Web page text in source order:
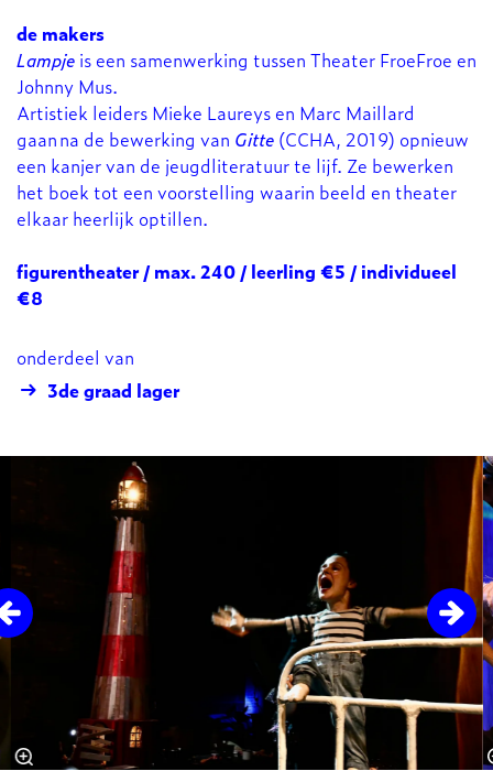
de makers
Lampje is een samenwerking tussen Theater FroeFroe en
Johnny Mus.
Artistiek leiders Mieke Laureys en Marc Maillard
gaan na de bewerking van Gitte (CCHA, 2019) opnieuw
een kanjer van de jeugdliteratuur te lijf. Ze bewerken
het boek tot een voorstelling waarin beeld en theater
elkaar heerlijk optillen.
figurentheater / max. 240 / leerling €5 / individueel
€8
onderdeel van
3de graad lager